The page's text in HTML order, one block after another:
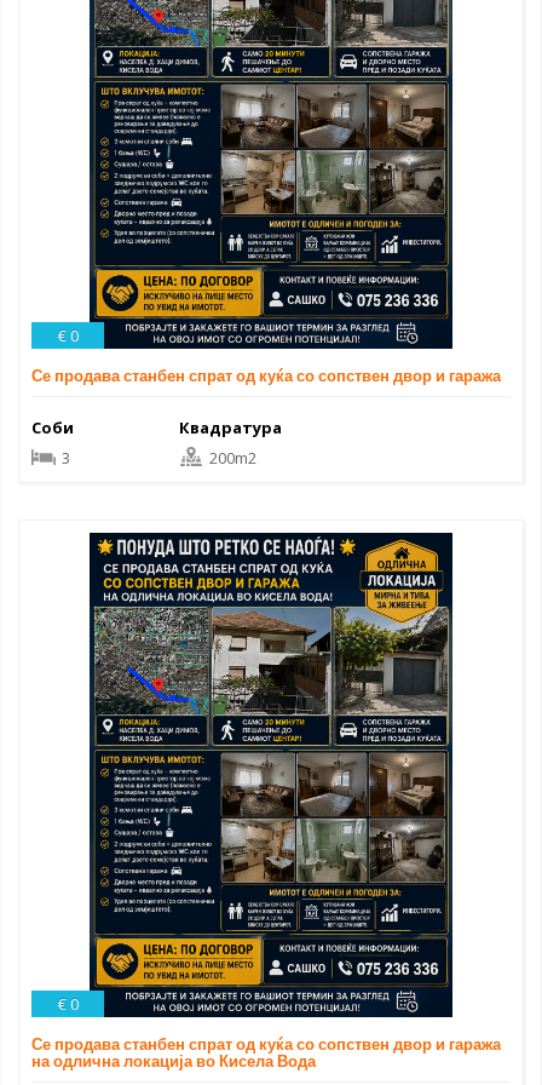
€ 0
Се продава станбен спрат од куќа со сопствен двор и гаража
Соби
3
Квадратура
200m2
€ 0
Се продава станбен спрат од куќа со сопствен двор и гаража
на одлична локација во Кисела Вода